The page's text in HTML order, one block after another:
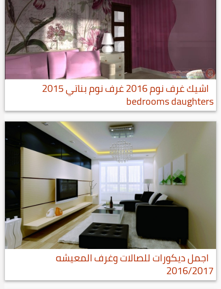
اشيك غرف نوم 2016 غرف نوم بناتي 2015
bedrooms daughters
اجمل ديكورات للصالات وغرف المعيشه
2016/2017